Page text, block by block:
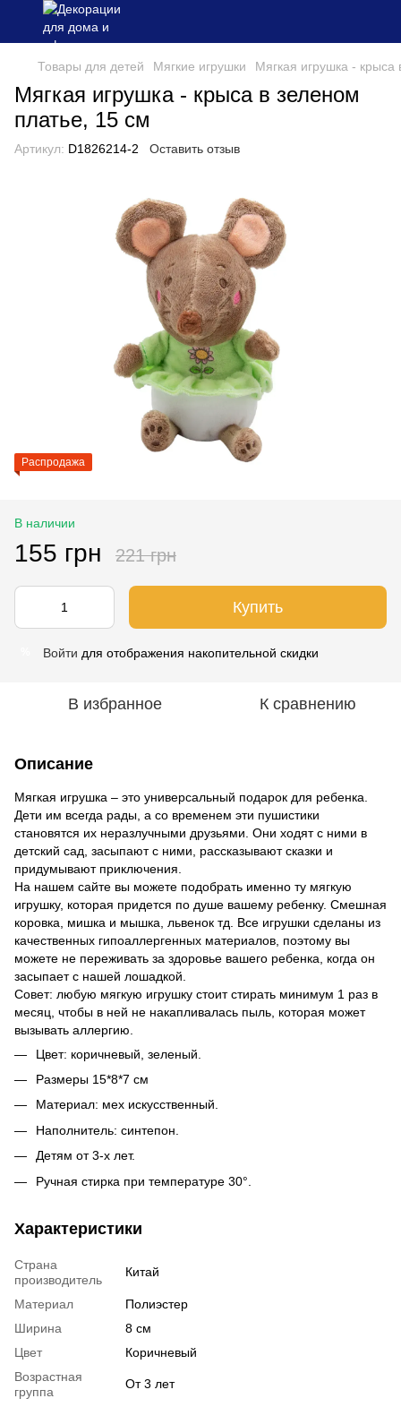
Товары для детей Мягкие игрушки Мягкая игрушка -
Мягкая игрушка - крыса в зеленом
платье, 15 см
Артикул: D1826214-2 Оставить отзыв
Распродажа
В наличии
155 грн 221 грн
Купить
Войти для отображения накопительной скидки
В избранное К сравнению
Описание
Мягкая игрушка – это универсальный подарок для ребенка.
Дети им всегда рады, а со временем эти пушистики
становятся их неразлучными друзьями. Они ходят с ними в
детский сад, засыпают с ними, рассказывают сказки и
придумывают приключения.
На нашем сайте вы можете подобрать именно ту мягкую
игрушку, которая придется по душе вашему ребенку. Смешная
коровка, мишка и мышка, львенок тд. Все игрушки сделаны из
качественных гипоаллергенных материалов, поэтому вы
можете не переживать за здоровье вашего ребенка, когда он
засыпает с нашей лошадкой.
Совет: любую мягкую игрушку стоит стирать минимум 1 раз в
месяц, чтобы в ней не накапливалась пыль, которая может
вызывать аллергию.
Цвет: коричневый, зеленый.
Размеры 15*8*7 см
Материал: мех искусственный.
Наполнитель: синтепон.
Детям от 3-х лет.
Ручная стирка при температуре 30°.
Характеристики
Страна
производитель
Китай
Материал
Полиэстер
Ширина
8 см
Цвет
Коричневый
Возрастная
группа
От 3 лет